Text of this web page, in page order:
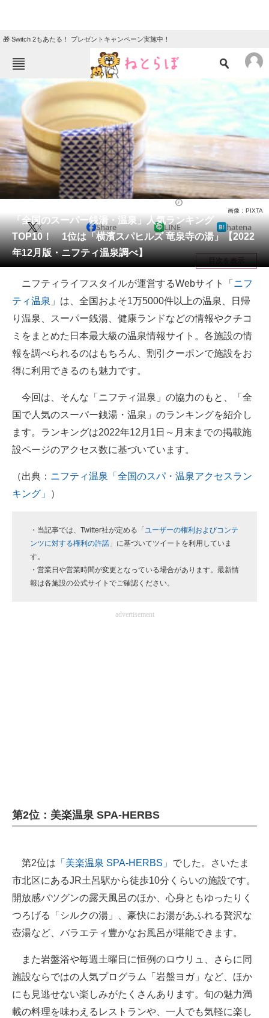
🎁 Switch 2もあたる！ プレゼントキャンペーン実施中！
ねとらぼメニュー
ニュース
エンタメ クイズ
グルメ
住まい 教育・育児
リサーチ
会員記事
メディア
注目記事を集めた総合ページ
ITの今と未来を見通す
スマホと通信の最新トレンド
進化するPCとデバイスの未来
好きが集まる 比べて選べる
ビジネスと働き方のヒント
企業ITのトレンドを詳説
経営リーダーのコミュニティ
ITエンジニア向け専門サイト
企業向けIT製品の総合サイト
IT製品の技術・比較・事例
「全国のスーパー銭湯・温泉」人気ランキング
TOP10！ 1位は「横濱スパヒルズ 竜泉寺の湯」【2022
年12月版・ニフティ温泉調べ】
画像：PIXTA
X Share LINE hatena
目次を表示
ニフティライフスタイルが運営するWebサイト「 ニフ
ティ温泉 」は、全国およそ1万5000件以上の温泉、日帰
り温泉、スーパー銭湯、健康ランドなどの情報やクチコ
ミをまとめた日本最大級の温泉情報サイト。各施設の情
報を調べられるのはもちろん、割引クーポンで施設をお
得に利用できるのも魅力です。
今回は、そんな「ニフティ温泉」の協力のもと、「全
国で人気のスーパー銭湯・温泉」のランキングを紹介し
ます。ランキングは2022年12月1日～月末までの掲載施
設ページのアクセス数に基づいています。
（出典： ニフティ温泉「全国のスパ・温泉アクセスラン
キング」
）
・当記事では、Twitter社が定める「 ユーザーの権利およびコンテ
ンツに対する権利の許諾 」に基づいてツイートを利用していま
す。
・営業日や営業時間が変更となっている場合があります。最新情
報は各施設の公式サイトでご確認ください。
advertisement
第2位：美楽温泉 SPA-HERBS
第2位は 「美楽温泉 SPA-HERBS」 でした。さいたま
市北区にあるJR土呂駅から徒歩10分くらいの施設です。
開放感バツグンの露天風呂のほか、心身ともゆったりく
つろげる「シルクの湯」、豪快にお湯があふれる贅沢な
壺湯など、バラエティ豊かなお風呂が堪能できます。
また岩盤浴や毎週土曜日に恒例のロウリュ、さらに同
施設ならではの人気プログラム「岩盤ヨガ」など、ほか
にも見逃せない楽しみがたくさんあります。旬の魅力満
載の料理を味わえるレストランや、一人でも気軽に楽し